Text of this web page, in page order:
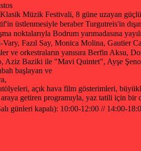
Müzik Festivali, 8 güne uzayan
üstlenmesiyle beraber Turgutreis'in
noktalarıyla Bodrum yarımadasına
Fazıl Say, Monica Molina, Gautier
ve orkestraların yanısıra Berfin Aksu,
Aziz Baziki ile "Mavi Quintet", Ayşe
başlayan ve
açık hava film gösterimleri,
getiren programıyla, yaz tatili için bir
günleri kapalı): 10:00-12:00 // 14:00-